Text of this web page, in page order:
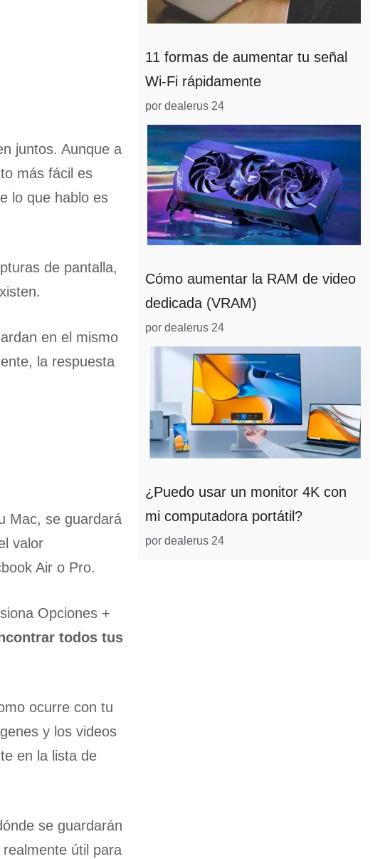
juntos. Aunque a
más fácil es
lo que hablo es
de pantalla,
en el mismo
la respuesta
Mac, se guardará
valor
Air o Pro.
Opciones +
todos tus
ocurre con tu
y los videos
en la lista de
se guardarán
útil para
11 formas de aumentar tu señal
Wi-Fi rápidamente
por dealerus 24
Cómo aumentar la RAM de video
dedicada (VRAM)
por dealerus 24
¿Puedo usar un monitor 4K con
mi computadora portátil?
por dealerus 24